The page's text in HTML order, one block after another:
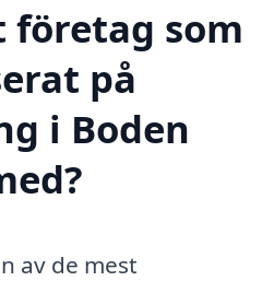
företag som
på
i Boden
av de mest